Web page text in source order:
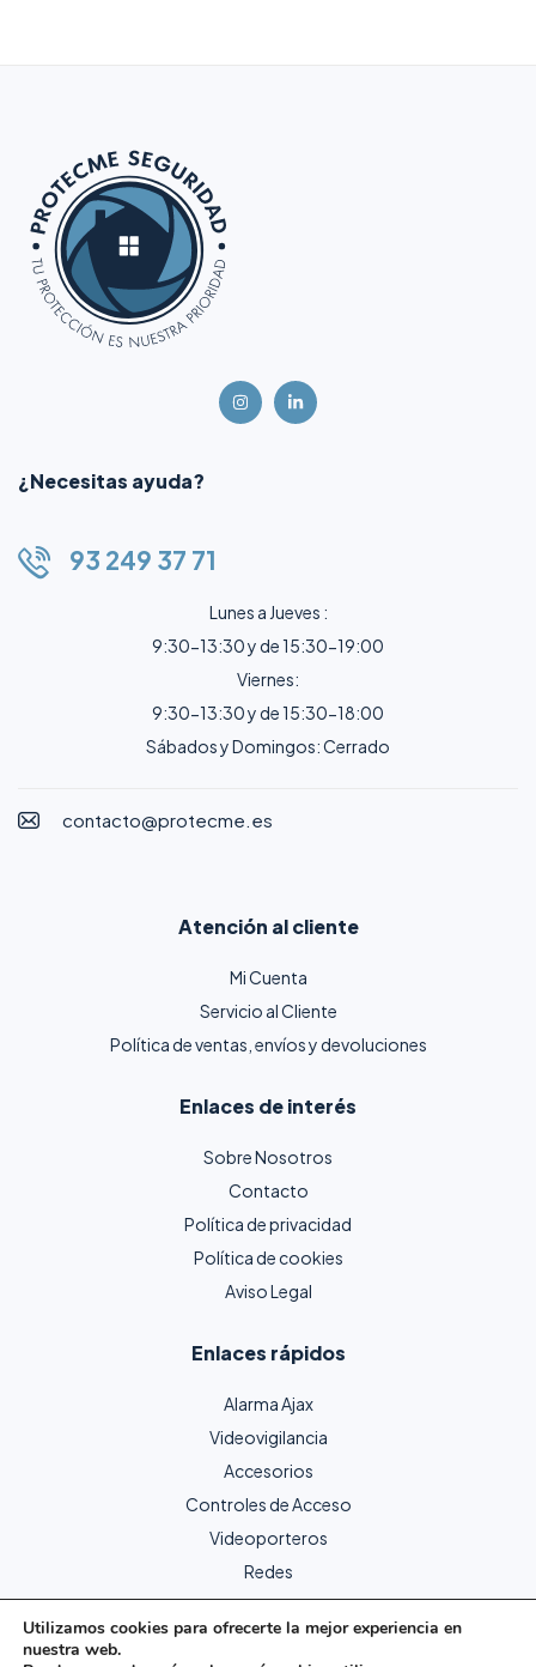
¿Necesitas ayuda?
93 249 37 71
Lunes a Jueves :
9:30-13:30 y de 15:30-19:00
Viernes:
9:30-13:30 y de 15:30-18:00
Sábados y Domingos: Cerrado
contacto@protecme.es
Atención al cliente
Mi Cuenta
Servicio al Cliente
Política de ventas, envíos y devoluciones
Enlaces de interés
Sobre Nosotros
Contacto
Política de privacidad
Política de cookies
Aviso Legal
Enlaces rápidos
Alarma Ajax
Videovigilancia
Accesorios
Controles de Acceso
Videoporteros
Redes
Copyright © 2024 Protecme Seguridad. Todos los derechos
Utilizamos cookies para ofrecerte la mejor experiencia en
nuestra web.